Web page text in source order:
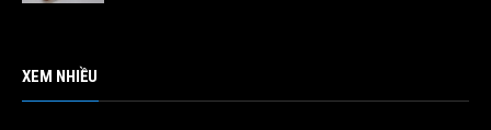
XEM NHIỀU